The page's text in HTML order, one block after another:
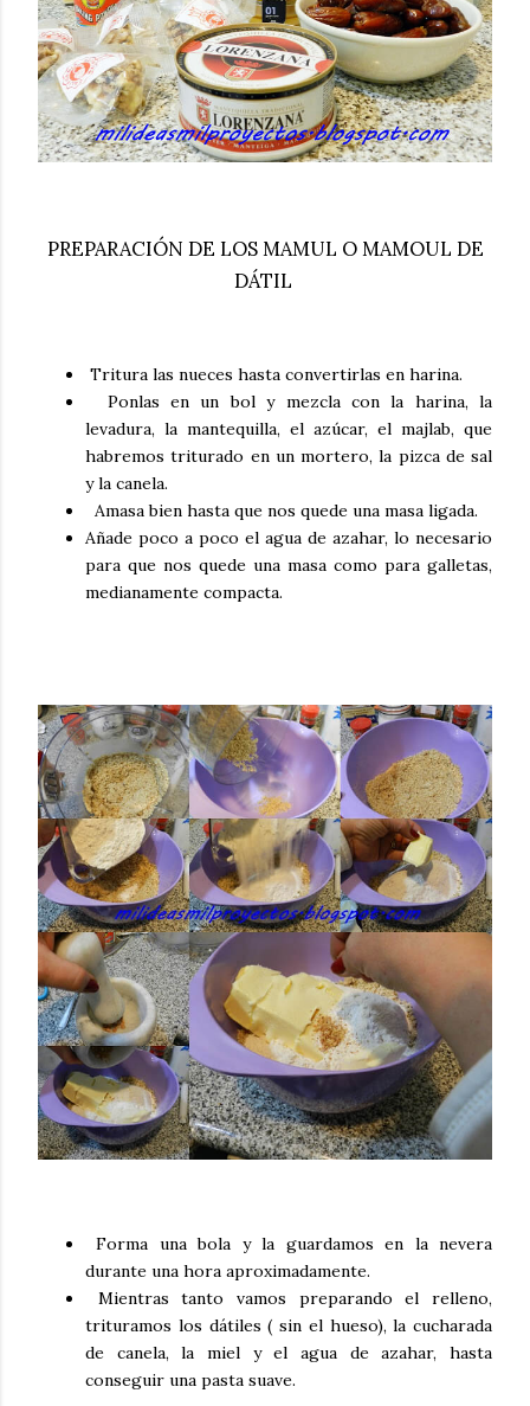
PREPARACIÓN DE LOS MAMUL O MAMOUL DE
DÁTIL
Tritura las nueces hasta convertirlas en harina.
Ponlas en un bol y mezcla con la harina, la
levadura, la mantequilla, el azúcar, el majlab, que
habremos triturado en un mortero, la pizca de sal
y la canela.
Amasa bien hasta que nos quede una masa ligada.
Añade poco a poco el agua de azahar, lo necesario
para que nos quede una masa como para galletas,
medianamente compacta.
Forma una bola y la guardamos en la nevera
durante una hora aproximadamente.
Mientras tanto vamos preparando el relleno,
trituramos los dátiles ( sin el hueso), la cucharada
de canela, la miel y el agua de azahar, hasta
conseguir una pasta suave.